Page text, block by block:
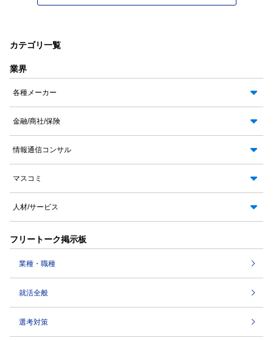
カテゴリ一覧
業界
各種メーカー
金融/商社/保険
情報通信コンサル
マスコミ
人材/サービス
フリートーク掲示板
業種・職種
就活全般
選考対策